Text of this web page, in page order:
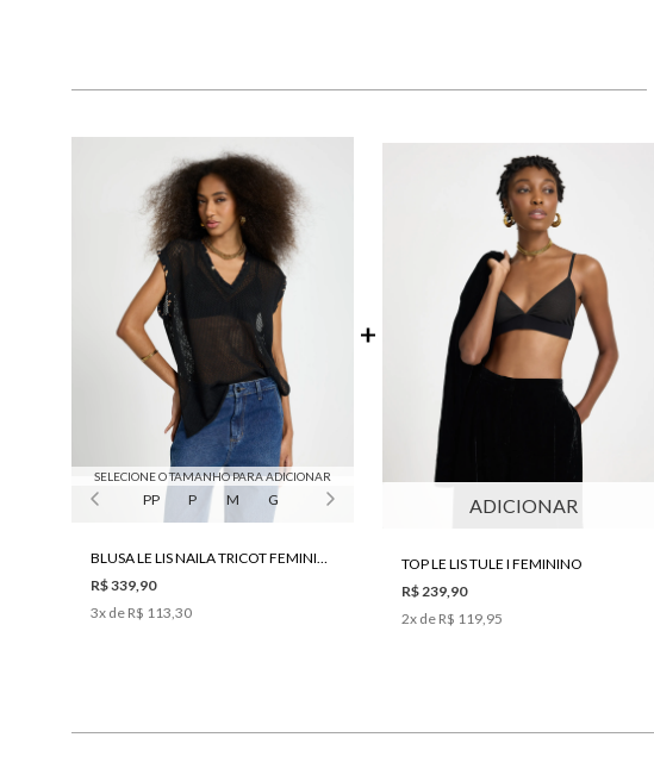
SELECIONE O TAMANHO PARA ADICIONAR
PP P M G
BLUSA LE LIS NAILA TRICOT FEMININA
R$ 339,90
3x de R$ 113,30
ADICIONAR
TOP LE LIS TULE I FEMININO
R$ 239,90
2x de R$ 119,95